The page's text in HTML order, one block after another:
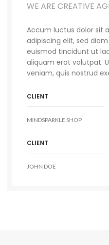
WE ARE CREATIVE
Accum luctus dolor sit
adipiscing elit, sed
euismod tincidunt ut
aliquam erat volutpat.
veniam, quis nostrud
CLIENT
MINDSPARKLE SHOP
CLIENT
JOHN DOE